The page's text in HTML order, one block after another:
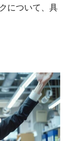
について、具